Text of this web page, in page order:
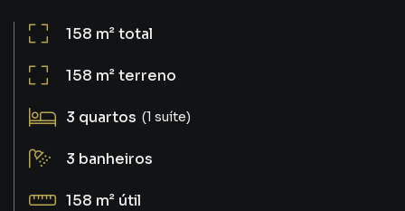
158 m²total
158 m²terreno
3 quartos (1 suíte)
3 banheiros
158 m² útil